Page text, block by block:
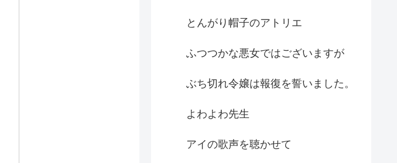
とんがり帽子のアトリエ
ふつつかな悪女ではございますが
ぶち切れ令嬢は報復を誓いました。
よわよわ先生
アイの歌声を聴かせて